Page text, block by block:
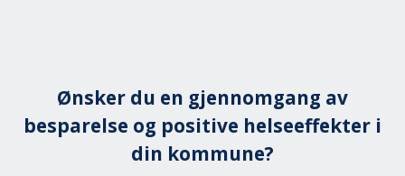
Ønsker du en gjennomgang av
besparelse og positive helseeffekter i
din kommune?